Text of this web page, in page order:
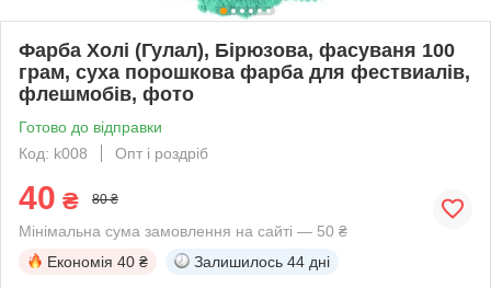
Фарба Холі (Гулал), Бірюзова, фасуваня 100
грам, суха порошкова фарба для фествиалів,
флешмобів, фото
Готово до відправки
Код: k008
Опт і роздріб
40 ₴ 80 ₴
Мінімальна сума замовлення на сайті — 50 ₴
Економія 40 ₴ Залишилось 44 дні